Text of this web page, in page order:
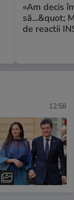
«Am decis
să...&quot;
de reactii
12:58